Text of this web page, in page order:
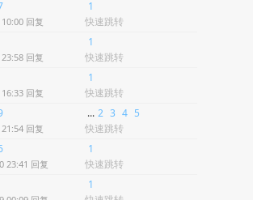
回复
1
快速跳转
回复
1
快速跳转
回复
1
快速跳转
回复
... 2 3 4 5
快速跳转
23:41 回复
1
快速跳转
1